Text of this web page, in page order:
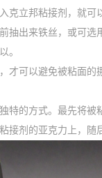
克立邦粘接剂，就可
抽出来铁丝，或可
。
才可以避免被粘面
特的方式。最先将
接剂的亚克力上，随